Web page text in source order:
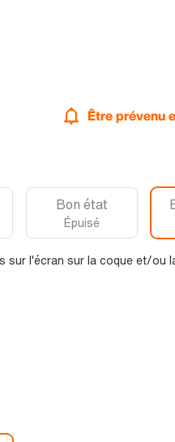
Être prévenu
Bon état
Épuisé
sur l'écran sur la coque et/ou